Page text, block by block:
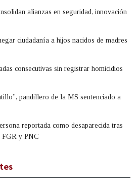
alianzas en seguridad, innovación
ciudadanía a hijos nacidos de madres
consecutivas sin registrar homicidios
pandillero de la MS sentenciado a
reportada como desaparecida tras
FGR y PNC